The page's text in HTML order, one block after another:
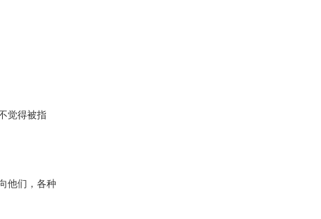
觉得被指
他们，各种